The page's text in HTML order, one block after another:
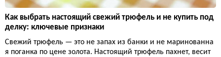
Как выбрать настоящий свежий трюфель и не купить под
делку: ключевые признаки
Свежий трюфель — это не запах из банки и не маринованна
я поганка по цене золота. Настоящий трюфель пахнет, весит